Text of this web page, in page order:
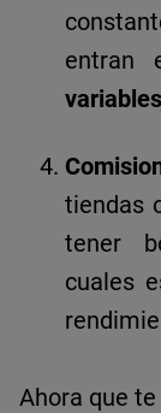
entran
tiendas
tener
cuales
Ahora que